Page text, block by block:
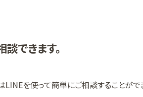
できます。
を使って簡単にご相談することがで